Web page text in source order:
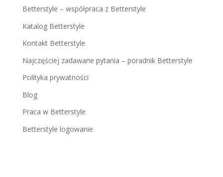
Betterstyle – współpraca z Betterstyle
Katalog Betterstyle
Kontakt Betterstyle
Najczęściej zadawane pytania – poradnik Betterstyle
Polityka prywatności
Blog
Praca w Betterstyle
Betterstyle logowanie